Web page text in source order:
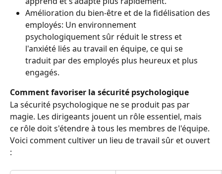
Amélioration du bien-être et de la fidélisation des
employés: Un environnement
psychologiquement sûr réduit le stress et
l'anxiété liés au travail en équipe, ce qui se
traduit par des employés plus heureux et plus
engagés.
Comment favoriser la sécurité psychologique
La sécurité psychologique ne se produit pas par
magie. Les dirigeants jouent un rôle essentiel, mais
ce rôle doit s'étendre à tous les membres de l'équipe.
Voici comment cultiver un lieu de travail sûr et ouvert
: